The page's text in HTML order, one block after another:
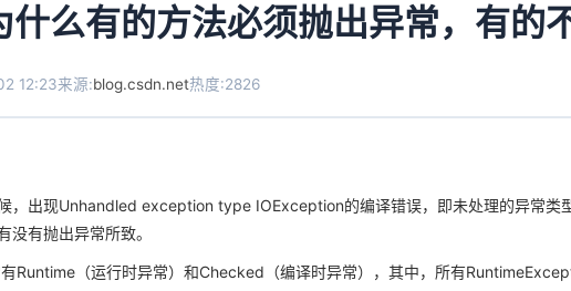
么有的方法必须抛出异常，有的
12:23来源:blog.csdn.net热度:2826
，出现Unhandled exception type IOException的编译错误，即未处理的异常类
没有抛出异常所致。
Runtime（运行时异常）和Checked（编译时异常），其中，所有